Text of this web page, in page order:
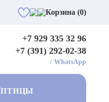
Корзина (0)
+7 929 335 32 96
+7 (391) 292-02-38
/ WhatsApp
ПТИЦЫ